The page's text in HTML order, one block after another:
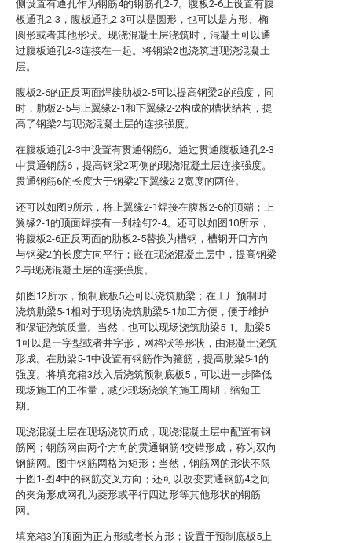
侧设置有通孔作为钢筋4的钢筋孔2-7。腹板2-6上设置有腹
板通孔2-3，腹板通孔2-3可以是圆形，也可以是方形、椭
圆形或者其他形状。现浇混凝土层浇筑时，混凝土可以通
过腹板通孔2-3连接在一起。将钢梁2也浇筑进现浇混凝土
层。
腹板2-6的正反两面焊接肋板2-5可以提高钢梁2的强度，同
时，肋板2-5与上翼缘2-1和下翼缘2-2构成的槽状结构，提
高了钢梁2与现浇混凝土层的连接强度。
在腹板通孔2-3中设置有贯通钢筋6。通过贯通腹板通孔2-3
中贯通钢筋6，提高钢梁2两侧的现浇混凝土层连接强度。
贯通钢筋6的长度大于钢梁2下翼缘2-2宽度的两倍。
还可以如图9所示，将上翼缘2-1焊接在腹板2-6的顶端；上
翼缘2-1的顶面焊接有一列栓钉2-4。还可以如图10所示，
将腹板2-6正反两面的肋板2-5替换为槽钢，槽钢开口方向
与钢梁2的长度方向平行；嵌在现浇混凝土层中，提高钢梁
2与现浇混凝土层的连接强度。
如图12所示，预制底板5还可以浇筑肋梁；在工厂预制时
浇筑肋梁5-1相对于现场浇筑肋梁5-1加工方便，便于维护
和保证浇筑质量。当然，也可以现场浇筑肋梁5-1。肋梁5-
1可以是一字型或者井字形，网格状等形状，由混凝土浇筑
形成。在肋梁5-1中设置有钢筋作为箍筋，提高肋梁5-1的
强度。将填充箱3放入后浇筑预制底板5，可以进一步降低
现场施工的工作量，减少现场浇筑的施工周期，缩短工
期。
现浇混凝土层在现场浇筑而成，现浇混凝土层中配置有钢
筋网；钢筋网由两个方向的贯通钢筋4交错形成，称为双向
钢筋网。图中钢筋网格为矩形；当然，钢筋网的形状不限
于图1-图4中的钢筋交叉方向；还可以改变贯通钢筋4之间
的夹角形成网孔为菱形或平行四边形等其他形状的钢筋
网。
填充箱3的顶面为正方形或者长方形；设置于预制底板5上